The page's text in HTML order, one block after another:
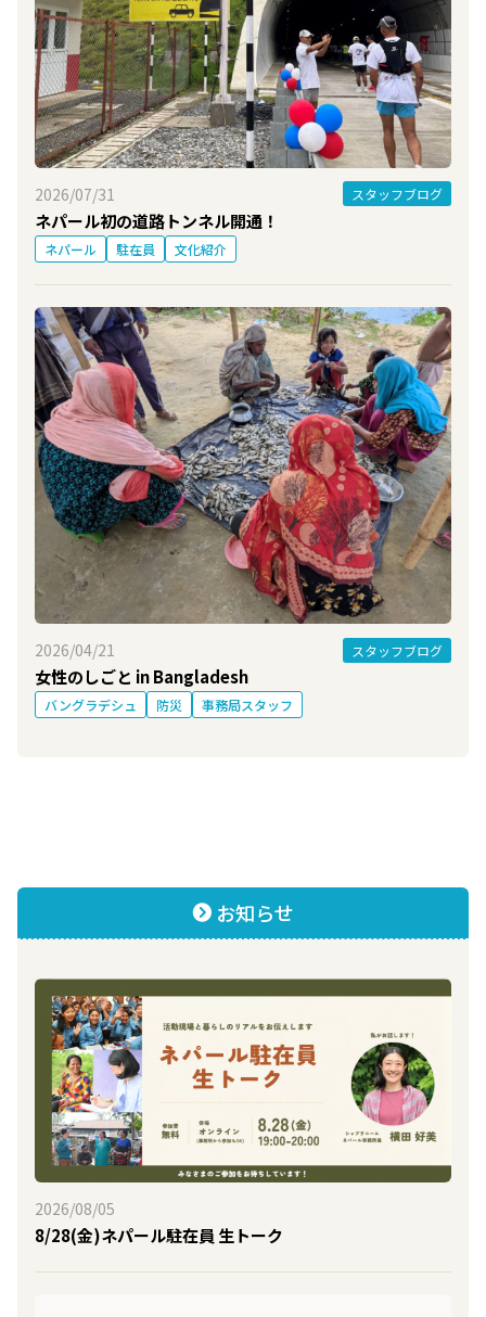
2026/07/31 スタッフブログ
ネパール初の道路トンネル開通！
ネパール 駐在員 文化紹介
2026/04/21 スタッフブログ
女性のしごと in Bangladesh
バングラデシュ 防災 事務局スタッフ
お知らせ
2026/08/05
8/28(金)ネパール駐在員 生トーク